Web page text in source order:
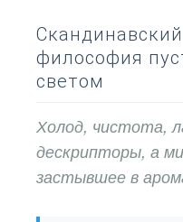
философия
светом
Холод, чистота,
дескрипторы, а
застывшее в